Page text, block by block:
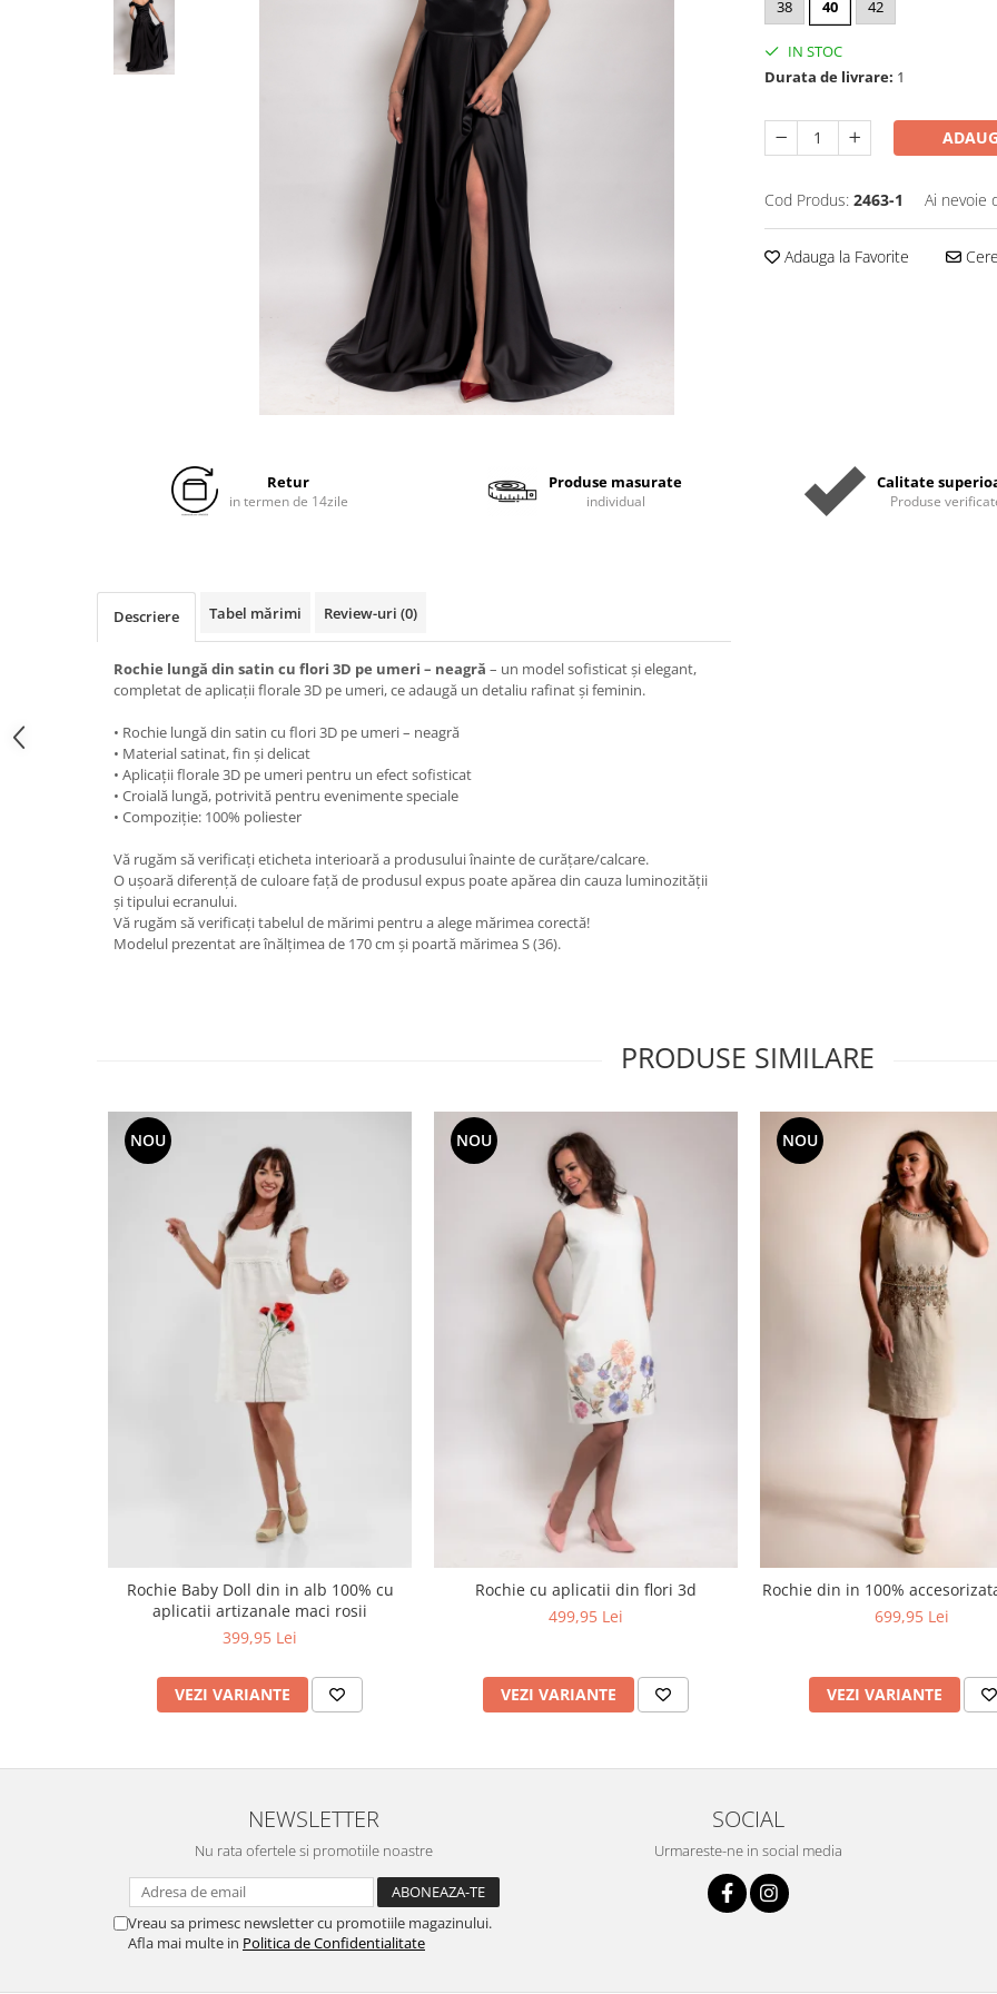
38 40 42
IN STOC
Durata de livrare: 1
Cod Produs: 2463-1 Ai nevoie
Adauga la Favorite
Retur
in termen de 14zile
Produse masurate
individual
Calitate
Produse
Descriere Tabel mărimi Review-uri (0)
Rochie lungă din satin cu flori 3D pe umeri – neagră – un model sofisticat și elegant,
completat de aplicații florale 3D pe umeri, ce adaugă un detaliu rafinat și feminin.
• Rochie lungă din satin cu flori 3D pe umeri – neagră
• Material satinat, fin și delicat
• Aplicații florale 3D pe umeri pentru un efect sofisticat
• Croială lungă, potrivită pentru evenimente speciale
• Compoziție: 100% poliester
Vă rugăm să verificați eticheta interioară a produsului înainte de curățare/calcare.
O ușoară diferență de culoare față de produsul expus poate apărea din cauza luminozității
și tipului ecranului.
Vă rugăm să verificați tabelul de mărimi pentru a alege mărimea corectă!
Modelul prezentat are înălțimea de 170 cm și poartă mărimea S (36).
PRODUSE SIMILARE
NOU
Rochie Baby Doll din in alb 100% cu
aplicatii artizanale maci rosii
399,95 Lei
VEZI VARIANTE
NOU
Rochie cu aplicatii din flori 3d
499,95 Lei
VEZI VARIANTE
NOU
Rochie din in 100%
699,95 Lei
VEZI VARIANTE
NEWSLETTER
Nu rata ofertele si promotiile noastre
Vreau sa primesc newsletter cu promotiile magazinului.
Afla mai multe in Politica de Confidentialitate
SOCIAL
Urmareste-ne in social media